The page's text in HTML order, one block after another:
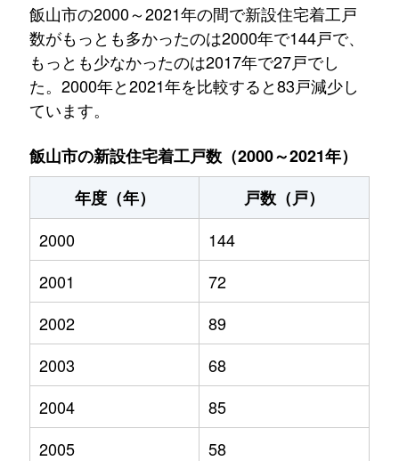
飯山市の2000～2021年の間で新設住宅着工戸
数がもっとも多かったのは2000年で144戸で、
もっとも少なかったのは2017年で27戸でし
た。2000年と2021年を比較すると83戸減少し
ています。
飯山市の新設住宅着工戸数（2000～2021年）
年度（年）
戸数（戸）
2000
144
2001
72
2002
89
2003
68
2004
85
2005
58